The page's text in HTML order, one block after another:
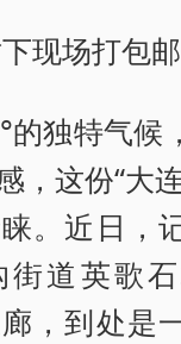
现场打包
的独特气候
，这份“大
。近日，
街道英歌
，到处是